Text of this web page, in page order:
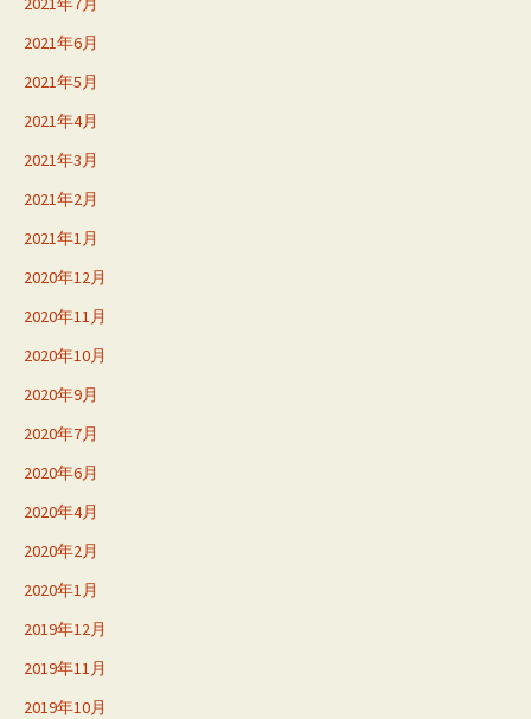
2021年6月
2021年5月
2021年4月
2021年3月
2021年2月
2021年1月
2020年12月
2020年11月
2020年10月
2020年9月
2020年7月
2020年6月
2020年4月
2020年2月
2020年1月
2019年12月
2019年11月
2019年10月